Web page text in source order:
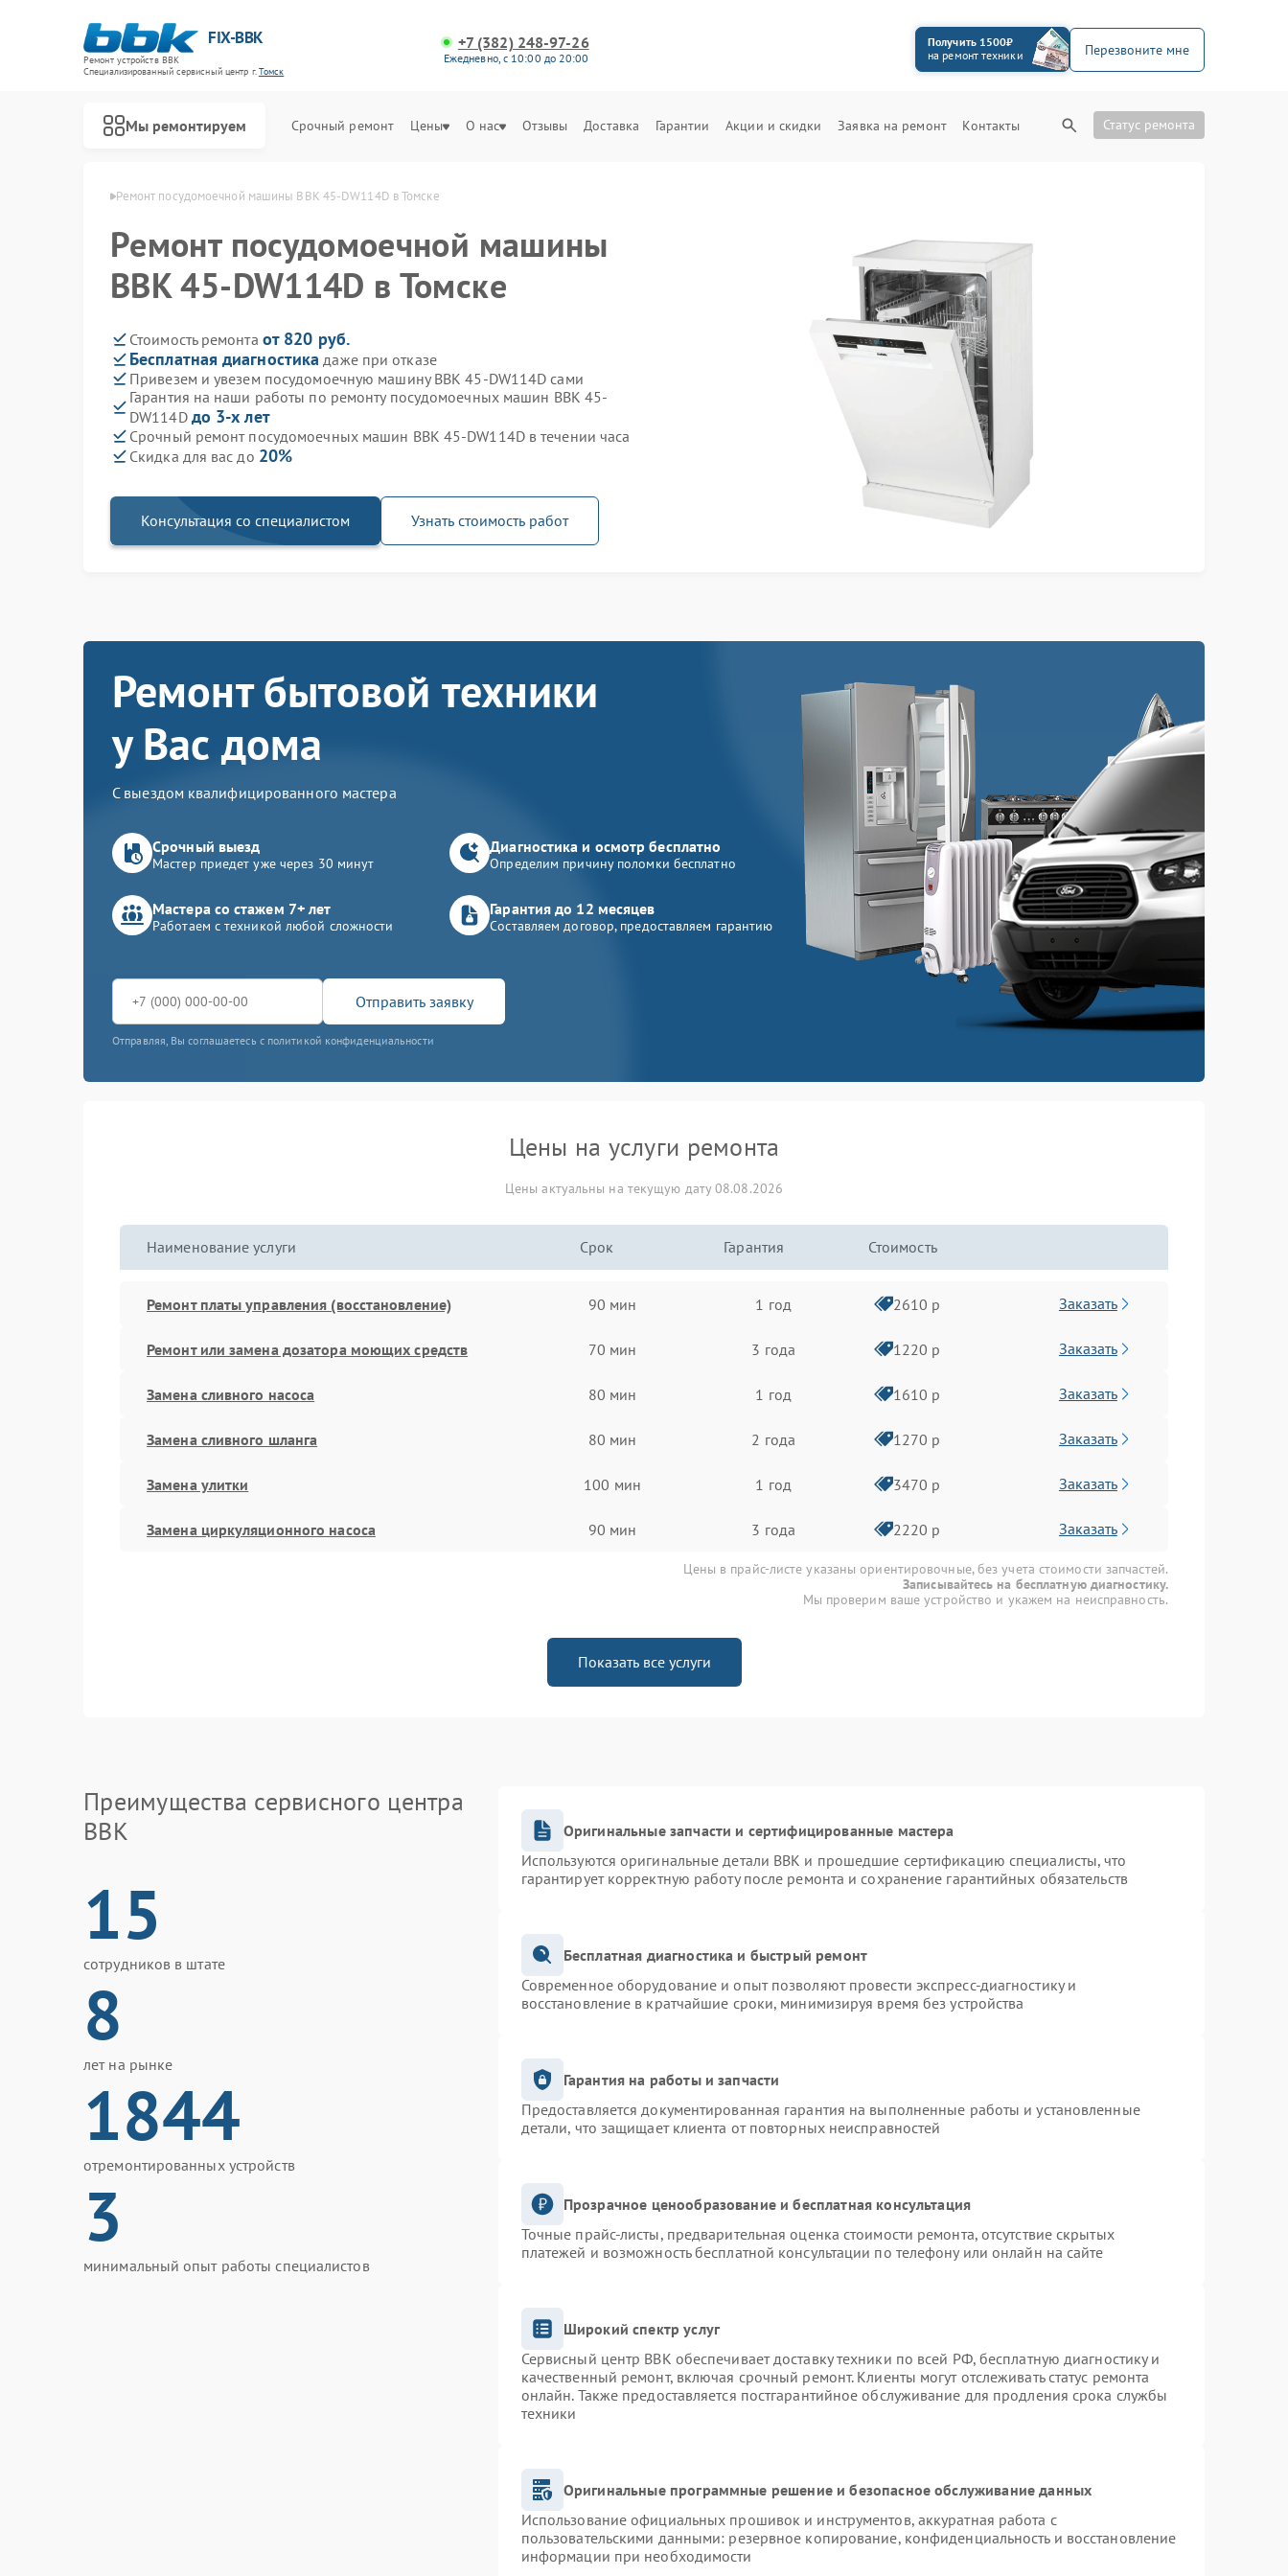
FIX-BBK
Ремонт устройств BBK
Специализированный cервисный центр г.Томск
+7 (382) 248-97-26
Ежедневно, с 10:00 до 20:00
Получить 1500₽
на ремонт техники
Перезвоните мне
Мы ремонтируем Срочный ремонт Цены О нас Отзывы Доставка Гарантии Акции и скидки Заявка на ремонт Контакты Статус ремонта
Ремонт посудомоечной машины BBK 45-DW114D в Томске
Ремонт посудомоечной машины
BBK 45-DW114D в Томске
Стоимость ремонта от 820 руб.
Бесплатная диагностика даже при отказе
Привезем и увезем посудомоечную машину BBK 45-DW114D сами
Гарантия на наши работы по ремонту посудомоечных машин BBK 45-
DW114D до 3-х лет
Срочный ремонт посудомоечных машин BBK 45-DW114D в течении часа
Скидка для вас до 20%
Консультация со специалистом Узнать стоимость работ
Ремонт бытовой техники
у Вас дома
С выездом квалифицированного мастера
Срочный выезд
Мастер приедет уже через 30 минут
Диагностика и осмотр бесплатно
Определим причину поломки бесплатно
Мастера со стажем 7+ лет
Работаем с техникой любой сложности
Гарантия до 12 месяцев
Составляем договор, предоставляем гарантию
Отправить заявку
Отправляя, Вы соглашаетесь с политикой конфиденциальности
Цены на услуги ремонта
Цены актуальны на текущую дату 08.08.2026
Наименование услуги Срок Гарантия Стоимость
Ремонт платы управления (восстановление) 90 мин 1 год 2610 р Заказать
Ремонт или замена дозатора моющих средств 70 мин 3 года 1220 р Заказать
Замена сливного насоса 80 мин 1 год 1610 р Заказать
Замена сливного шланга 80 мин 2 года 1270 р Заказать
Замена улитки 100 мин 1 год 3470 р Заказать
Замена циркуляционного насоса 90 мин 3 года 2220 р Заказать
Цены в прайс-листе указаны ориентировочные, без учета стоимости запчастей.
Записывайтесь на бесплатную диагностику.
Мы проверим ваше устройство и укажем на неисправность.
Показать все услуги
Преимущества сервисного центра
BBK
15
сотрудников в штате
8
лет на рынке
1844
отремонтированных устройств
3
минимальный опыт работы специалистов
Оригинальные запчасти и сертифицированные мастера
Используются оригинальные детали BBK и прошедшие сертификацию специалисты, что
гарантирует корректную работу после ремонта и сохранение гарантийных обязательств
Бесплатная диагностика и быстрый ремонт
Современное оборудование и опыт позволяют провести экспресс-диагностику и
восстановление в кратчайшие сроки, минимизируя время без устройства
Гарантия на работы и запчасти
Предоставляется документированная гарантия на выполненные работы и установленные
детали, что защищает клиента от повторных неисправностей
Прозрачное ценообразование и бесплатная консультация
Точные прайс-листы, предварительная оценка стоимости ремонта, отсутствие скрытых
платежей и возможность бесплатной консультации по телефону или онлайн на сайте
Широкий спектр услуг
Сервисный центр BBK обеспечивает доставку техники по всей РФ, бесплатную диагностику и
качественный ремонт, включая срочный ремонт. Клиенты могут отслеживать статус ремонта
онлайн. Также предоставляется постгарантийное обслуживание для продления срока службы
техники
Оригинальные программные решение и безопасное обслуживание данных
Использование официальных прошивок и инструментов, аккуратная работа с
пользовательскими данными: резервное копирование, конфиденциальность и восстановление
информации при необходимости